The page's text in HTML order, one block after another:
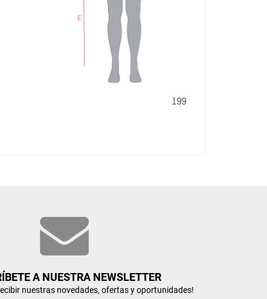
A NUESTRA NEWSLETTER
nuestras novedades, ofertas y oportunidades!